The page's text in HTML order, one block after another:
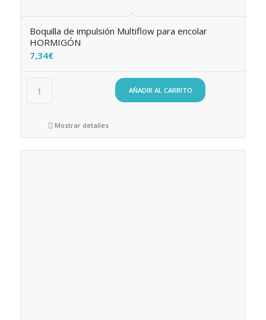
Boquilla de impulsión Multiflow para encolar
HORMIGÓN
7,34€
AÑADIR AL CARRITO
Mostrar detalles